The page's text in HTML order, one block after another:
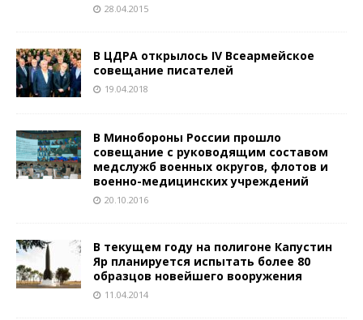
28.04.2015
В ЦДРА открылось IV Всеармейское
совещание писателей
19.04.2018
В Минобороны России прошло
совещание с руководящим составом
медслужб военных округов, флотов и
военно-медицинских учреждений
20.10.2016
В текущем году на полигоне Капустин
Яр планируется испытать более 80
образцов новейшего вооружения
11.04.2014